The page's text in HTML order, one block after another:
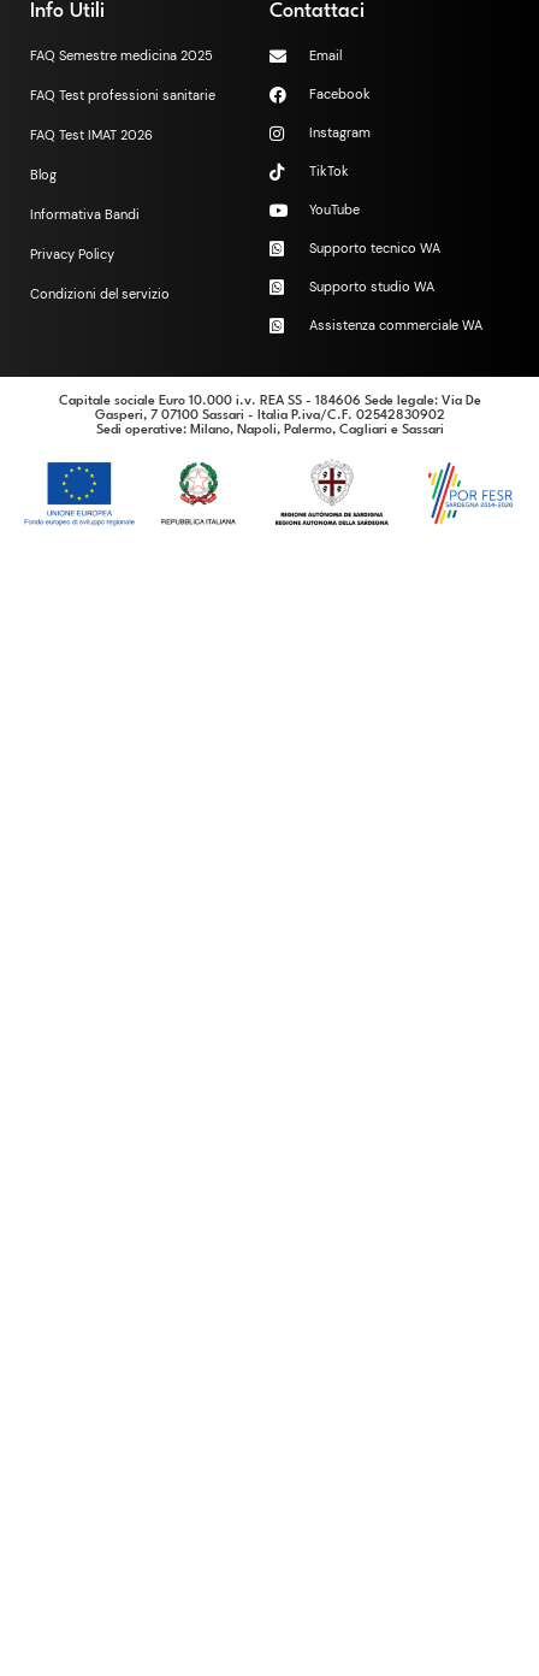
Info Utili
FAQ Semestre medicina 2025
FAQ Test professioni sanitarie
FAQ Test IMAT 2026
Blog
Informativa Bandi
Privacy Policy
Condizioni del servizio
Contattaci
Email
Facebook
Instagram
TikTok
YouTube
Supporto tecnico WA
Supporto studio WA
Assistenza commerciale WA
Capitale sociale Euro 10.000 i.v. REA SS - 184606 Sede legale: Via De
Gasperi, 7 07100 Sassari - Italia P.iva/C.F. 02542830902
Sedi operative: Milano, Napoli, Palermo, Cagliari e Sassari